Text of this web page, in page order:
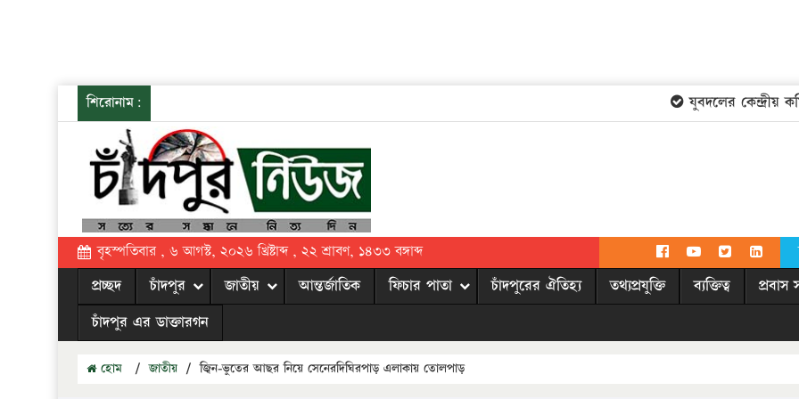
শিরোনাম: যুবদলের কেন্দ্রীয়
বৃহস্পতিবার , ৬ আগস্ট, ২০২৬ খ্রিষ্টাব্দ , ২২ শ্রাবণ, ১৪৩৩ বঙ্গাব্দ
প্রচ্ছদ চাঁদপুর জাতীয় আন্তর্জাতিক ফিচার পাতা চাঁদপুরের ঐতিহ্য তথ্যপ্রযুক্তি ব্যক্তিত্ব প্রবাস
চাঁদপুর এর ডাক্তারগন
হোম / জাতীয় / জ্বিন-ভুতের আছর নিয়ে সেনেরদিঘিরপাড় এলাকায় তোলপাড়